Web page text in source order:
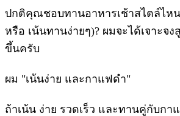
ปกติคุณชอบทานอาหารเช้าสไตล์ไห
หรือ เน้นทานง่ายๆ)? ผมจะได้เจาะจ
ขึ้นครับ
ผม "เน้นง่าย และกาแฟดำ"
ถ้าเน้น ง่าย รวดเร็ว และทานคู่กับกา